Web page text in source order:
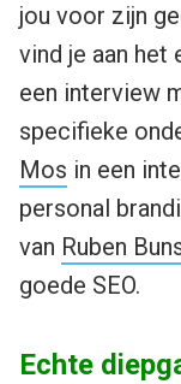
jou voor zijn
vind je aan het
een interview
specifieke
Mos in een
personal
van Ruben
goede SEO.
Echte